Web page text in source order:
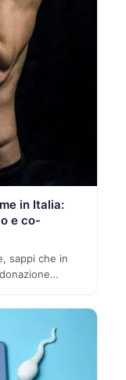
in Italia:
e co-
sappi che in